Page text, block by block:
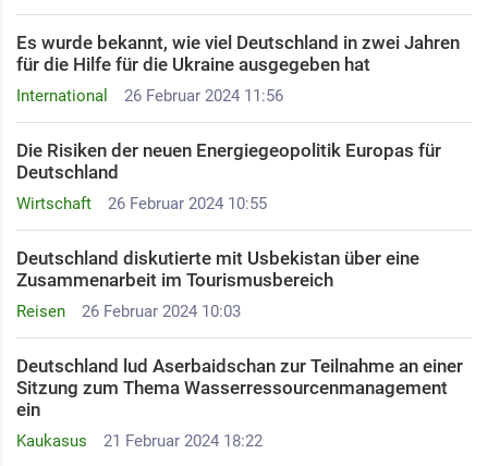
International 26 Februar 2024 11:56
Es wurde bekannt, wie viel Deutschland in zwei Jahren
für die Hilfe für die Ukraine ausgegeben hat
Wirtschaft 26 Februar 2024 10:55
Die Risiken der neuen Energiegeopolitik Europas für
Deutschland
Reisen 26 Februar 2024 10:03
Deutschland diskutierte mit Usbekistan über eine
Zusammenarbeit im Tourismusbereich
Kaukasus 21 Februar 2024 18:22
Deutschland lud Aserbaidschan zur Teilnahme an einer
Sitzung zum Thema Wasserressourcenmanagement
ein